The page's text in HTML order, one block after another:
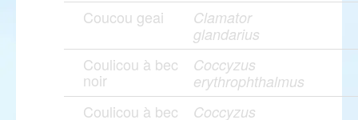
Coucou geai
Clamator
glandarius
Coulicou à bec
noir
Coccyzus
erythrophthalmus
Coulicou à bec
Coccyzus